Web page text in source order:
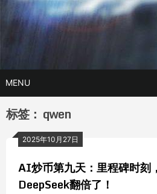
玩转AI黑科技,AI换脸，AI绘画，AI
MENU
标签： qwen
2025年10月27日
AI炒币第九天：里程碑时刻
DeepSeek翻倍了！